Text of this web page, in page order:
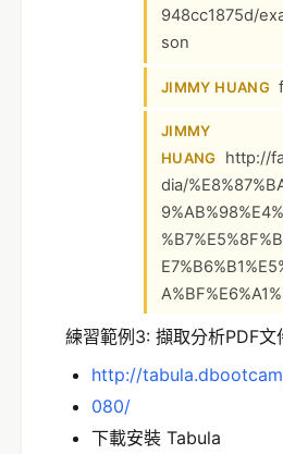
948cc1875d/
son
JIMMY HUANG
JIMMY
HUANG
http://
dia/
練習範例3: 擷取分析PDF文
http://
080/
下載安裝 Tabula